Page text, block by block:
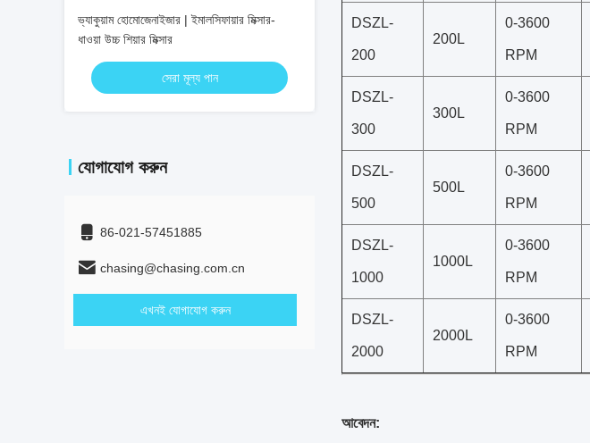
ভ্যাকুয়াম হোমোজেনাইজার | ইমালসিফায়ার মিক্সার-
ধাওয়া উচ্চ শিয়ার মিক্সার
সেরা মূল্য পান
যোগাযোগ করুন
86-021-57451885
chasing@chasing.com.cn
এখনই যোগাযোগ করুন
DSZL-
200
200L
0-3600
RPM
DSZL-
300
300L
0-3600
RPM
DSZL-
500
500L
0-3600
RPM
DSZL-
1000
1000L
0-3600
RPM
DSZL-
2000
2000L
0-3600
RPM
আবেদন: